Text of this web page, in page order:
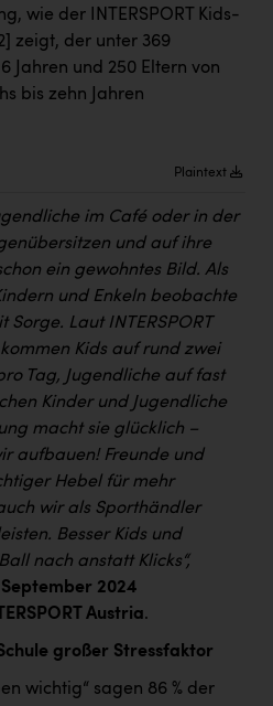
GmbH
wie der INTERSPORT Kids-
zeigt, der unter 369
Jahren und 250 Eltern von
bis zehn Jahren
Plaintext
im Café oder in der
und auf ihre
ein gewohntes Bild. Als
und Enkeln beobachte
Laut INTERSPORT
Kids auf rund zwei
Tag, Jugendliche auf fast
Kinder und Jugendliche
macht sie glücklich –
aufbauen! Freunde und
Hebel für mehr
wir als Sporthändler
Besser Kids und
nach anstatt Klicks“,
September 2024
Austria.
großer Stressfaktor
wichtig“ sagen 86 % der